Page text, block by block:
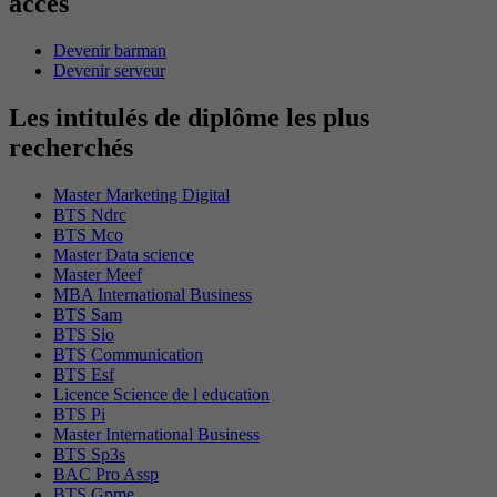
Devenir barman
Devenir serveur
Les intitulés de diplôme les plus
recherchés
Master Marketing Digital
BTS Ndrc
BTS Mco
Master Data science
Master Meef
MBA International Business
BTS Sam
BTS Sio
BTS Communication
BTS Esf
Licence Science de l education
BTS Pi
Master International Business
BTS Sp3s
BAC Pro Assp